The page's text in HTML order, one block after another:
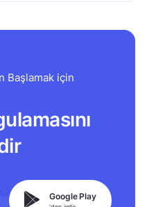
Başlamak için
Google Play